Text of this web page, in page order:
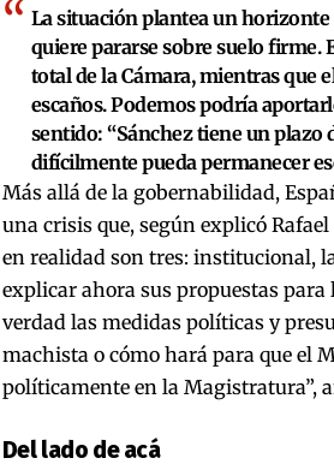
La situación plantea un
quiere pararse sobre suelo firme.
total de la Cámara, mientras que
escaños. Podemos podría
sentido: “Sánchez tiene un plazo
difícilmente pueda permanecer
Más allá de la gobernabilidad,
una crisis que, según explicó
en realidad son tres: institucional,
explicar ahora sus propuestas
verdad las medidas políticas y
machista o cómo hará para que el
políticamente en la Magistratura”,
Del lado de acá